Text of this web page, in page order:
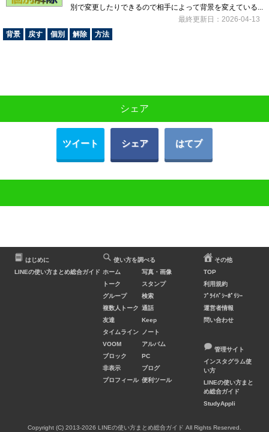
別で変更したりできるので相手によって背景を変えている...
最終更新日：2026-04-13
背景
戻す 個別 解除 方法
シェア
ツイート シェア はてブ
はじめに
LINEの使い方まとめ総合ガイド
使い方を調べる
ホーム
トーク
グループ
複数人トーク
友達
タイムライン
VOOM
ブロック
非表示
プロフィール
写真・画像
スタンプ
検索
通話
Keep
ノート
アルバム
PC
ブログ
便利ツール
その他
TOP
利用規約
ﾌﾟﾗｲﾊﾞｼｰﾎﾟﾘｼｰ
運営者情報
問い合わせ
管理サイト
インスタグラム使
い方
LINEの使い方まと
め総合ガイド
StudyAppli
Copyright (C) 2013-2026 LINEの使い方まとめ総合ガイド All Rights Reserved.